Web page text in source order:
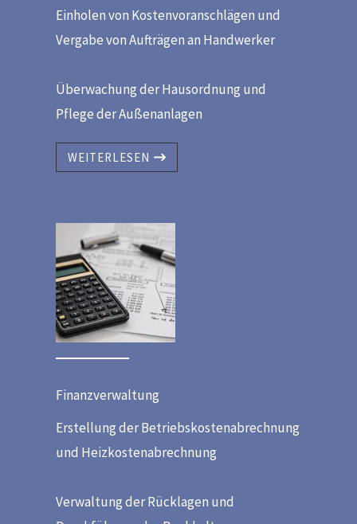
Einholen von Kostenvoranschlägen und
Vergabe von Aufträgen an Handwerker
Überwachung der Hausordnung und
Pflege der Außenanlagen
WEITERLESEN
Finanzverwaltung
Erstellung der Betriebskostenabrechnung
und Heizkostenabrechnung
Verwaltung der Rücklagen und